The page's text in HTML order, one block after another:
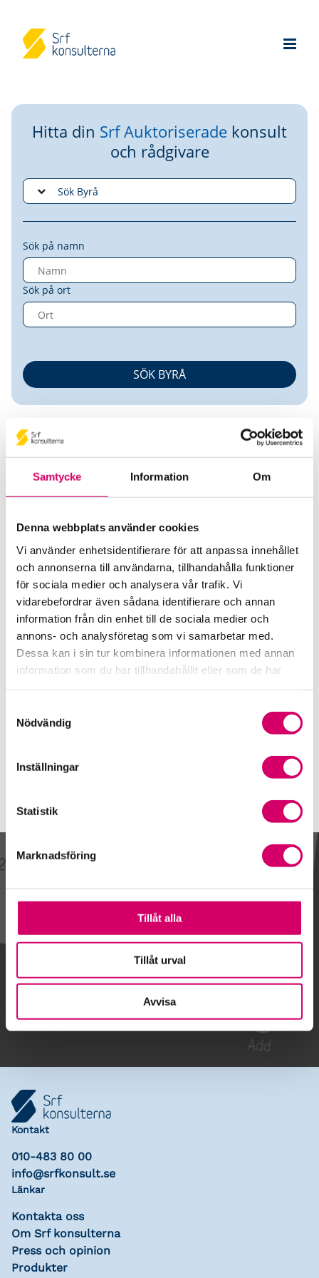
Samtycke Information Om
Denna webbplats använder cookies
Vi använder enhetsidentifierare för att anpassa innehållet
och annonserna till användarna, tillhandahålla funktioner
för sociala medier och analysera vår trafik. Vi
vidarebefordrar även sådana identifierare och annan
information från din enhet till de sociala medier och
annons- och analysföretag som vi samarbetar med.
Dessa kan i sin tur kombinera informationen med annan
information som du har tillhandahållit eller som de har
Nödvändig
Inställningar
Statistik
Marknadsföring
Tillåt alla
Tillåt urval
Avvisa
Hitta din Srf Auktoriserade konsult
och rådgivare
Sök på namn
Sök på ort
Auktoriserad Redovisningskonsult
Ekonomitjänst 3 Hjärtan HB
Halmstad
Telefon
035-16 27 80
Mobiltelefon
Gå till kalendariet
Lägg till i kalender
Kontakt
010-483 80 00
info@srfkonsult.se
Länkar
Kontakta oss
Om Srf konsulterna
Press och opinion
Produkter